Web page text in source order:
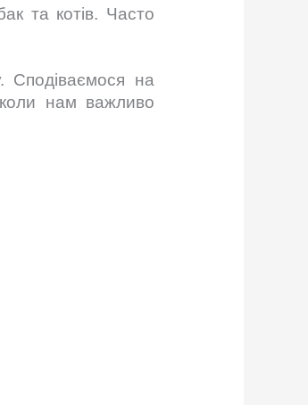
та котів. Часто
Сподіваємося на
нам важливо